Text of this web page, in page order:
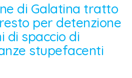
di Galatina tratto
per detenzione
di spaccio di
stupefacenti